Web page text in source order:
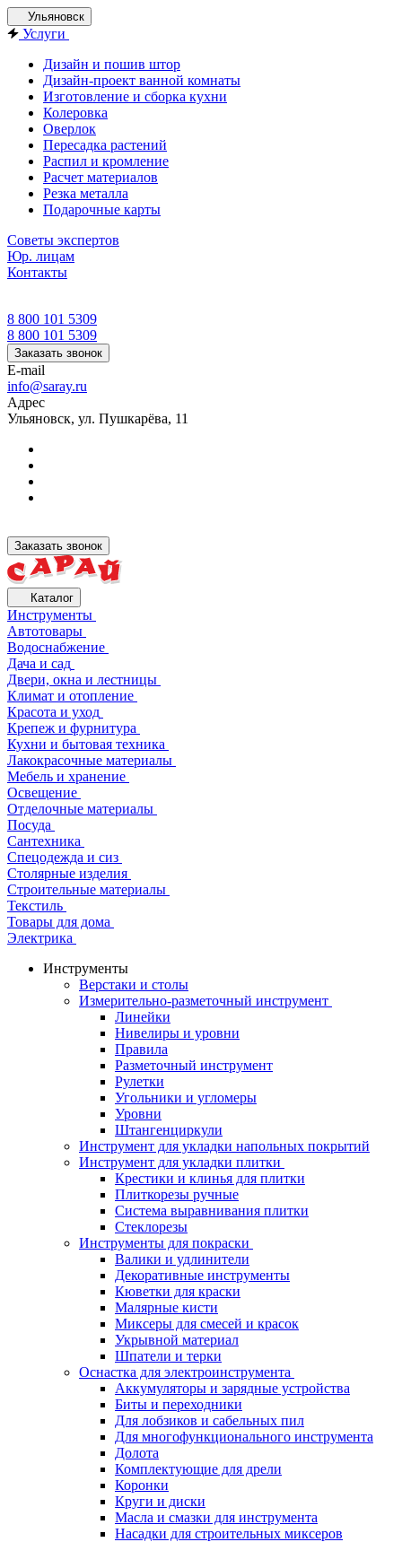
Ульяновск
Услуги
Дизайн и пошив штор
Дизайн-проект ванной комнаты
Изготовление и сборка кухни
Колеровка
Оверлок
Пересадка растений
Распил и кромление
Расчет материалов
Резка металла
Подарочные карты
Советы экспертов
Юр. лицам
Контакты
8 800 101 5309
8 800 101 5309
Заказать звонок
E-mail
info@saray.ru
Адрес
Ульяновск, ул. Пушкарёва, 11
Заказать звонок
Каталог
Инструменты
Автотовары
Водоснабжение
Дача и сад
Двери, окна и лестницы
Климат и отопление
Красота и уход
Крепеж и фурнитура
Кухни и бытовая техника
Лакокрасочные материалы
Мебель и хранение
Освещение
Отделочные материалы
Посуда
Сантехника
Спецодежда и сиз
Столярные изделия
Строительные материалы
Текстиль
Товары для дома
Электрика
Инструменты
Верстаки и столы
Измерительно-разметочный инструмент
Линейки
Нивелиры и уровни
Правила
Разметочный инструмент
Рулетки
Угольники и угломеры
Уровни
Штангенциркули
Инструмент для укладки напольных покрытий
Инструмент для укладки плитки
Крестики и клинья для плитки
Плиткорезы ручные
Система выравнивания плитки
Стеклорезы
Инструменты для покраски
Валики и удлинители
Декоративные инструменты
Кюветки для краски
Малярные кисти
Миксеры для смесей и красок
Укрывной материал
Шпатели и терки
Оснастка для электроинструмента
Аккумуляторы и зарядные устройства
Биты и переходники
Для лобзиков и сабельных пил
Для многофункционального инструмента
Долота
Комплектующие для дрели
Коронки
Круги и диски
Масла и смазки для инструмента
Насадки для строительных миксеров